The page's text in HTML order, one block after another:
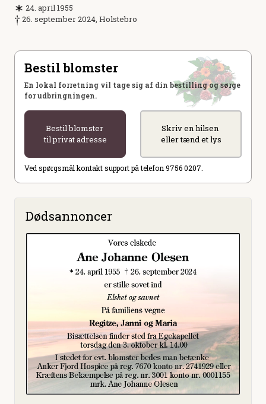
24. april 1955
26. september 2024, Holstebro
Bestil blomster
En lokal forretning vil tage sig af din bestilling og sørge
for udbringningen.
Bestil blomster
til privat adresse
Skriv en hilsen
eller tænd et lys
Ved spørgsmål kontakt support på telefon 9756 0207.
Dødsannoncer